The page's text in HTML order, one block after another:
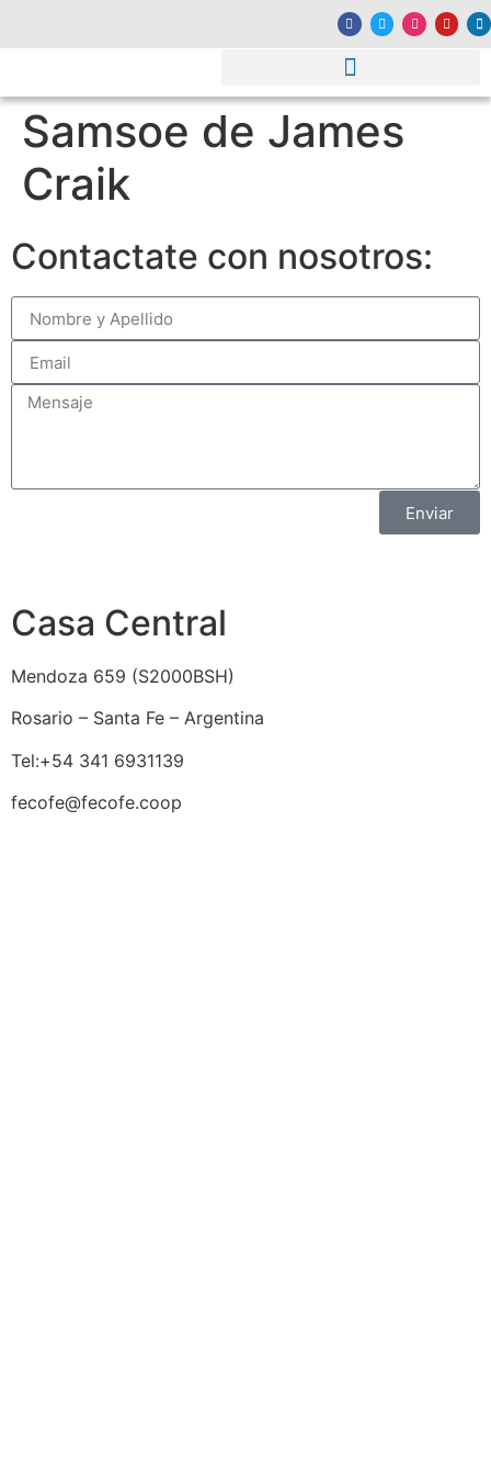
Samsoe de James
Craik
Casa Central
Mendoza 659 (S2000BSH)
Rosario – Santa Fe – Argentina
Tel:+54 341 6931139
fecofe@fecofe.coop
Contactate con nosotros:
Enviar